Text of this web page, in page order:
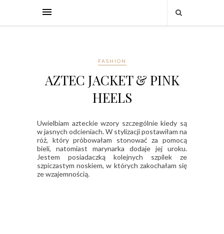
FASHION
AZTEC JACKET & PINK
HEELS
Uwielbiam azteckie wzory szczególnie kiedy są
w jasnych odcieniach. W stylizacji postawiłam na
róż, który próbowałam stonować za pomocą
bieli, natomiast marynarka dodaje jej uroku.
Jestem posiadaczką kolejnych szpilek ze
szpiczastym noskiem, w których zakochałam się
ze wzajemnością.